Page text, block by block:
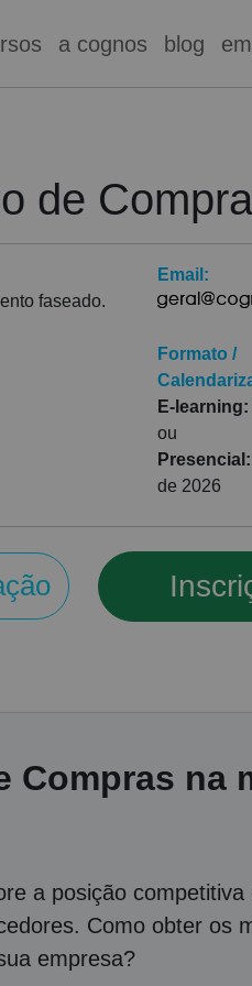
a cognos blog
de
faseado.
Email:
Formato /
E-learning:
ou
Presencial:
de 2026
Compras na
a posição competitiva
Como obter os
empresa?